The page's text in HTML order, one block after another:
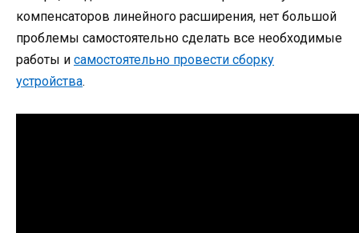
компенсаторов линейного расширения, нет большой
проблемы самостоятельно сделать все необходимые
работы и самостоятельно провести сборку
устройства.